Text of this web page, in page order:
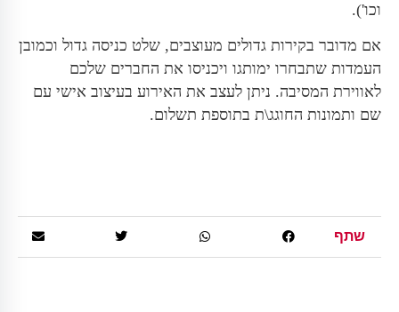
וכו').
אם מדובר בקירות גדולים מעוצבים, שלט כניסה גדול וכמובן
העמדות שתבחרו ימותגו ויכניסו את החברים שלכם
לאווירת המסיבה. ניתן לעצב את האירוע בעיצוב אישי עם
שם ותמונות החוגג\ת בתוספת תשלום.
שתף